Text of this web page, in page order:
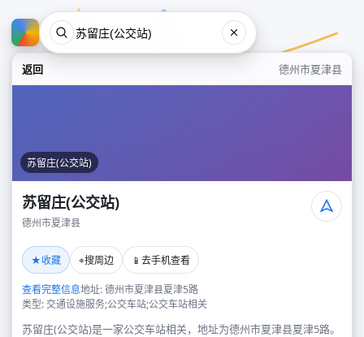
返回 德州市夏津县
苏留庄(公交站)
苏留庄(公交站)
德州市夏津县
★收藏 ⌖搜周边 📱 去手机查看
查看完整信息地址: 德州市夏津县夏津5路
类型: 交通设施服务;公交车站;公交车站相关
苏留庄(公交站)是一家公交车站相关，地址为德州市夏津县夏津5路。